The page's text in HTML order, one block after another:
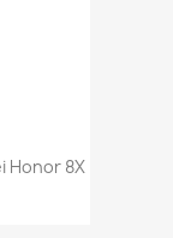
Honor 8X